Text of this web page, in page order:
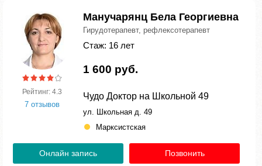
Рейтинг: 4.3
7 отзывов
Манучарянц Бела Георгиевна
Гирудотерапевт, рефлексотерапевт
Стаж: 16 лет
1 600 руб.
Чудо Доктор на Школьной 49
ул. Школьная д. 49
Марксистская
Онлайн запись Позвонить